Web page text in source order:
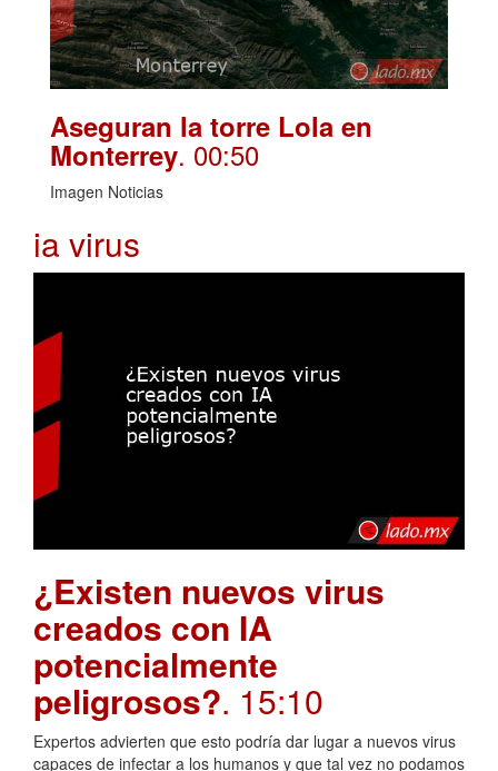
Aseguran la torre Lola en
Monterrey. 00:50
Imagen Noticias
ia virus
¿Existen nuevos virus
creados con IA
potencialmente
peligrosos?. 15:10
Expertos advierten que esto podría dar lugar a nuevos virus
capaces de infectar a los humanos y que tal vez no podamos